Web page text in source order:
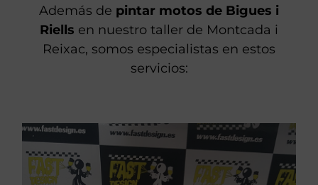
Además de pintar motos de Bigues i
Riells en nuestro taller de Montcada i
Reixac, somos especialistas en estos
servicios: